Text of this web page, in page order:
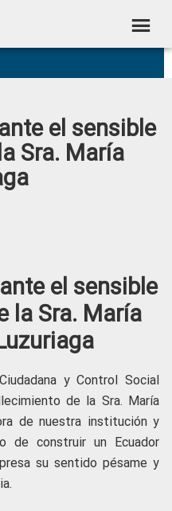
el sensible
Sra. María
el sensible
la Sra. María
y Control Social
de la Sra. María
de nuestra institución y
de construir un Ecuador
su sentido pésame y